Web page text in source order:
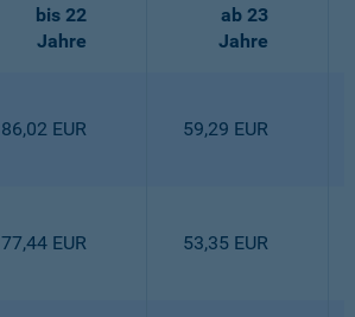
bis 22
Jahre
ab 23
Jahre
86,02 EUR 59,29 EUR
77,44 EUR 53,35 EUR